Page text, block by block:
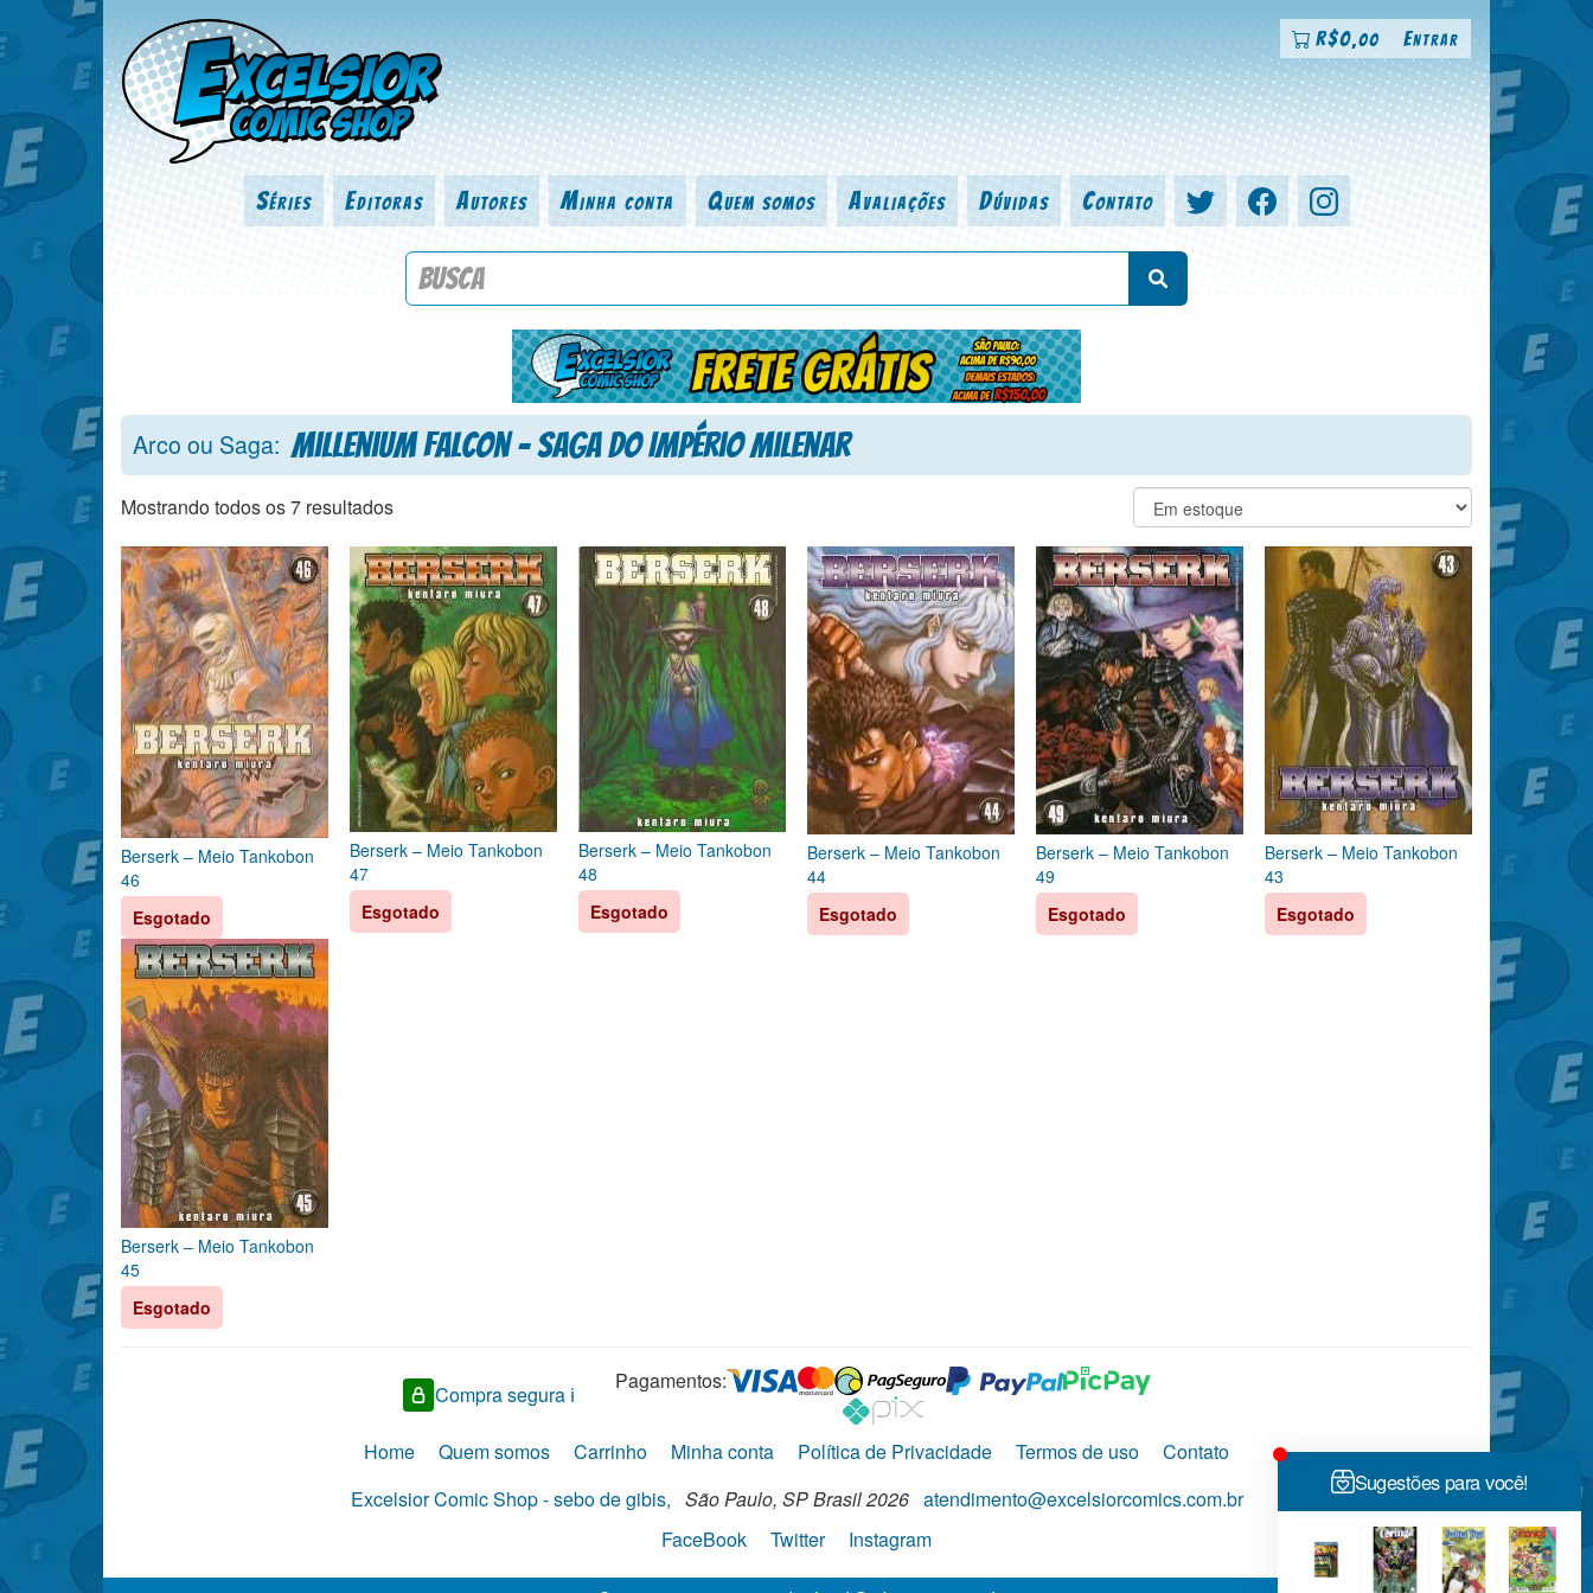
R$0,00 Entrar
Séries Editoras Autores Minha conta Quem somos Avaliações Dúvidas Contato
Procure por título da revista, personagem, série, escritor, desenhista, arte-finalista, colorista
Arco ou Saga: Millenium Falcon - Saga do Império Milenar
Mostrando todos os 7 resultados
Berserk – Meio Tankobon
46
Esgotado
Berserk – Meio Tankobon
47
Esgotado
Berserk – Meio Tankobon
48
Esgotado
Berserk – Meio Tankobon
44
Esgotado
Berserk – Meio Tankobon
49
Esgotado
Berserk – Meio Tankobon
43
Esgotado
Berserk – Meio Tankobon
45
Esgotado
Compra segura ℹ️
Pagamentos:
Home Quem somos Carrinho Minha conta Política de Privacidade Termos de uso
Contato
Excelsior Comic Shop - sebo de gibis, São Paulo, SPBrasil2026 atendimento@excelsiorcomics.com.br
FaceBook
Twitter Instagram